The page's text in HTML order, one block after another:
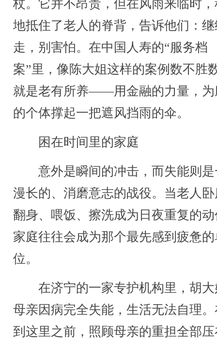
杖。它并不昂贵，但在风雨来临时
地抵住了老人的脊背，告诉他们：
走，别害怕。在中国人寿的“服务档
案”里，像陈大姐这样的案例数不胜
就是老有所养——用金融的力量，为
的个体撑起一把遮风挡雨的伞。
困在时间里的家庭
意外是瞬间的冲击，而失能则是
漫长的、消磨意志的战役。当老人
翻身、喂饭、擦洗成为日夜重复的
家庭往往会成为那个最先感到疲惫
位。
在济宁的一家专护机构里，胡大
母亲因病完全失能，生活无法自理
到这里之前，照顾母亲的重担全部